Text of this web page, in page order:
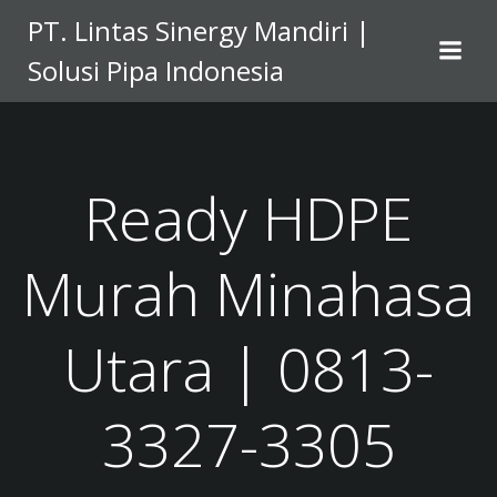
to
content
PT. Lintas Sinergy Mandiri |
Solusi Pipa Indonesia
Ready HDPE
Murah Minahasa
Utara | 0813-
3327-3305